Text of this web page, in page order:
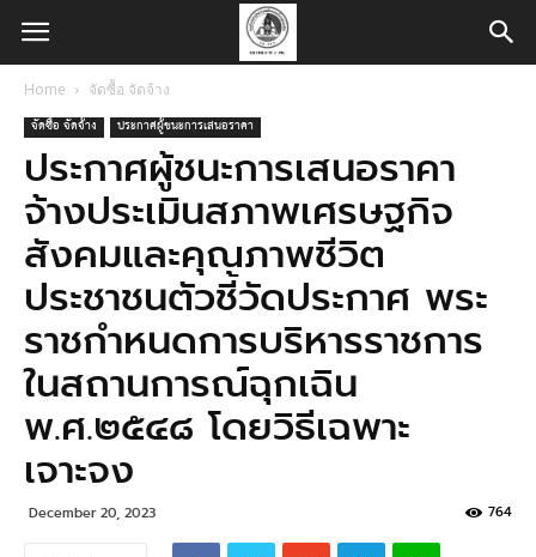
Home จัดซื้อ จัดจ้าง
จัดซื้อ จัดจ้าง ประกาศผู้ชนะการเสนอราคา
ประกาศผู้ชนะการเสนอราคา
จ้างประเมินสภาพเศรษฐกิจ
สังคมและคุณภาพชีวิต
ประชาชนตัวชี้วัดประกาศ พระ
ราชกำหนดการบริหารราชการ
ในสถานการณ์ฉุกเฉิน
พ.ศ.๒๕๔๘ โดยวิธีเฉพาะ
เจาะจง
December 20, 2023 764